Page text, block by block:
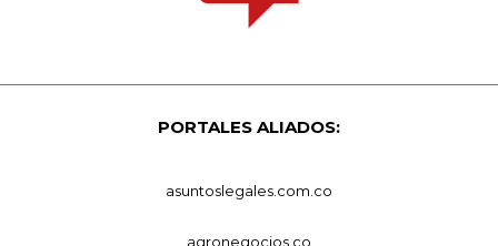
PORTALES ALIADOS:
asuntoslegales.com.co
agronegocios.co